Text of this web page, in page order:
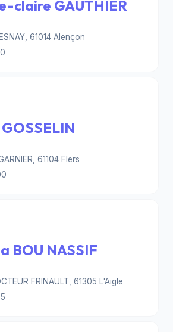
claire GAUTHIER
61014 Alençon
61104 Flers
BOU NASSIF
FRINAULT, 61305 L'Aigle